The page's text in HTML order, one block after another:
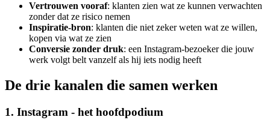
Vertrouwen vooraf: klanten zien wat ze kunnen verwachten
zonder dat ze risico nemen
Inspiratie-bron: klanten die niet zeker weten wat ze willen,
kopen via wat ze zien
Conversie zonder druk: een Instagram-bezoeker die jouw
werk volgt belt vanzelf als hij iets nodig heeft
De drie kanalen die samen werken
1. Instagram - het hoofdpodium